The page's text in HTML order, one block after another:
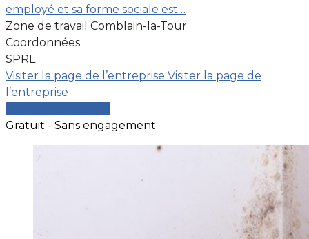
employé et sa forme sociale est…
Zone de travail Comblain-la-Tour
Coordonnées
SPRL
Visiter la page de l’entreprise Visiter la page de
l’entreprise
Gratuit - Sans engagement